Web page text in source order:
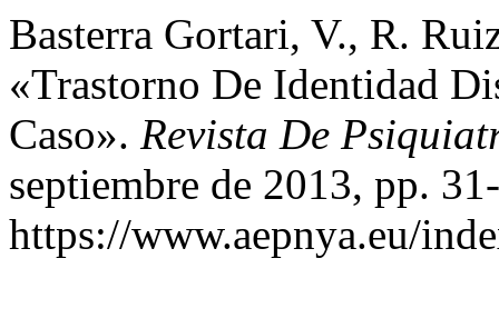
Basterra Gortari, V., R.
«Trastorno De Identidad
Caso». Revista De
septiembre de 2013, pp.
https://www.aepnya.eu/